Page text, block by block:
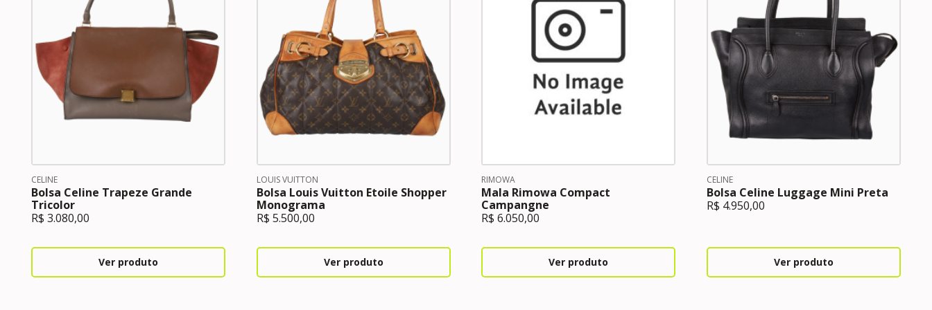
CELINE
Bolsa Celine Trapeze Grande
Tricolor
R$ 3.080,00
Ver produto
LOUIS VUITTON
Bolsa Louis Vuitton Etoile Shopper
Monograma
R$ 5.500,00
Ver produto
RIMOWA
Mala Rimowa Compact
Campangne
R$ 6.050,00
Ver produto
CELINE
Bolsa Celine Luggage Mini Preta
R$ 4.950,00
Ver produto